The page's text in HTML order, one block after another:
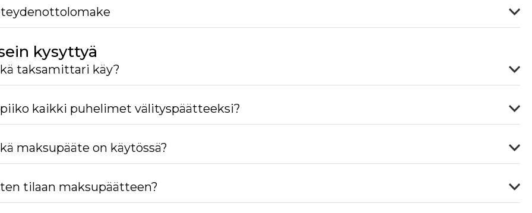
kysyttyä
taksamittari käy?
kaikki puhelimet välityspäätteeksi?
maksupääte on käytössä?
tilaan maksupäätteen?